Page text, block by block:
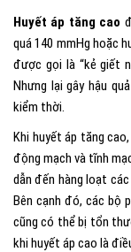
Huyết áp tăng cao
quá 140 mmHg hoặc
được gọi là “kẻ giết
Nhưng lại gây hậu
kiểm thời.
Khi huyết áp tăng
động mạch và tĩnh
dẫn đến hàng loạt
Bên cạnh đó, các bộ
cũng có thể bị tổn
khi huyết áp cao là